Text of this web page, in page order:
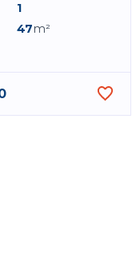
1
47m²